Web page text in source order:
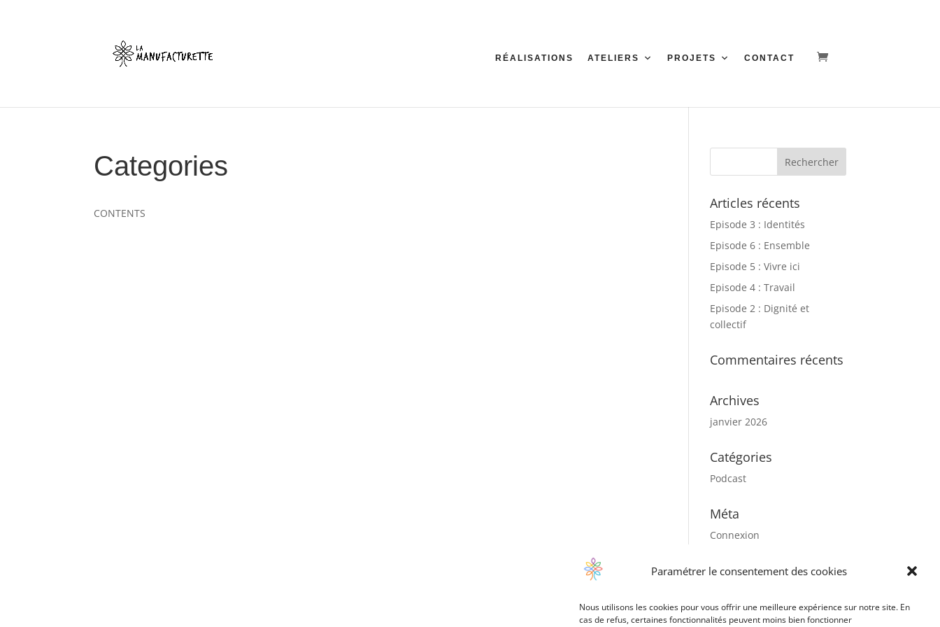
Paramétrer le consentement des cookies
Nous utilisons les cookies pour vous offrir une meilleure expérience sur notre site. En
cas de refus, certaines fonctionnalités peuvent moins bien fonctionner
RÉALISATIONS ATELIERS PROJETS CONTACT
Categories
CONTENTS
Articles récents
Episode 3 : Identités
Episode 6 : Ensemble
Episode 5 : Vivre ici
Episode 4 : Travail
Episode 2 : Dignité et
collectif
Commentaires récents
Archives
janvier 2026
Catégories
Podcast
Méta
Connexion
Flux des commentaires